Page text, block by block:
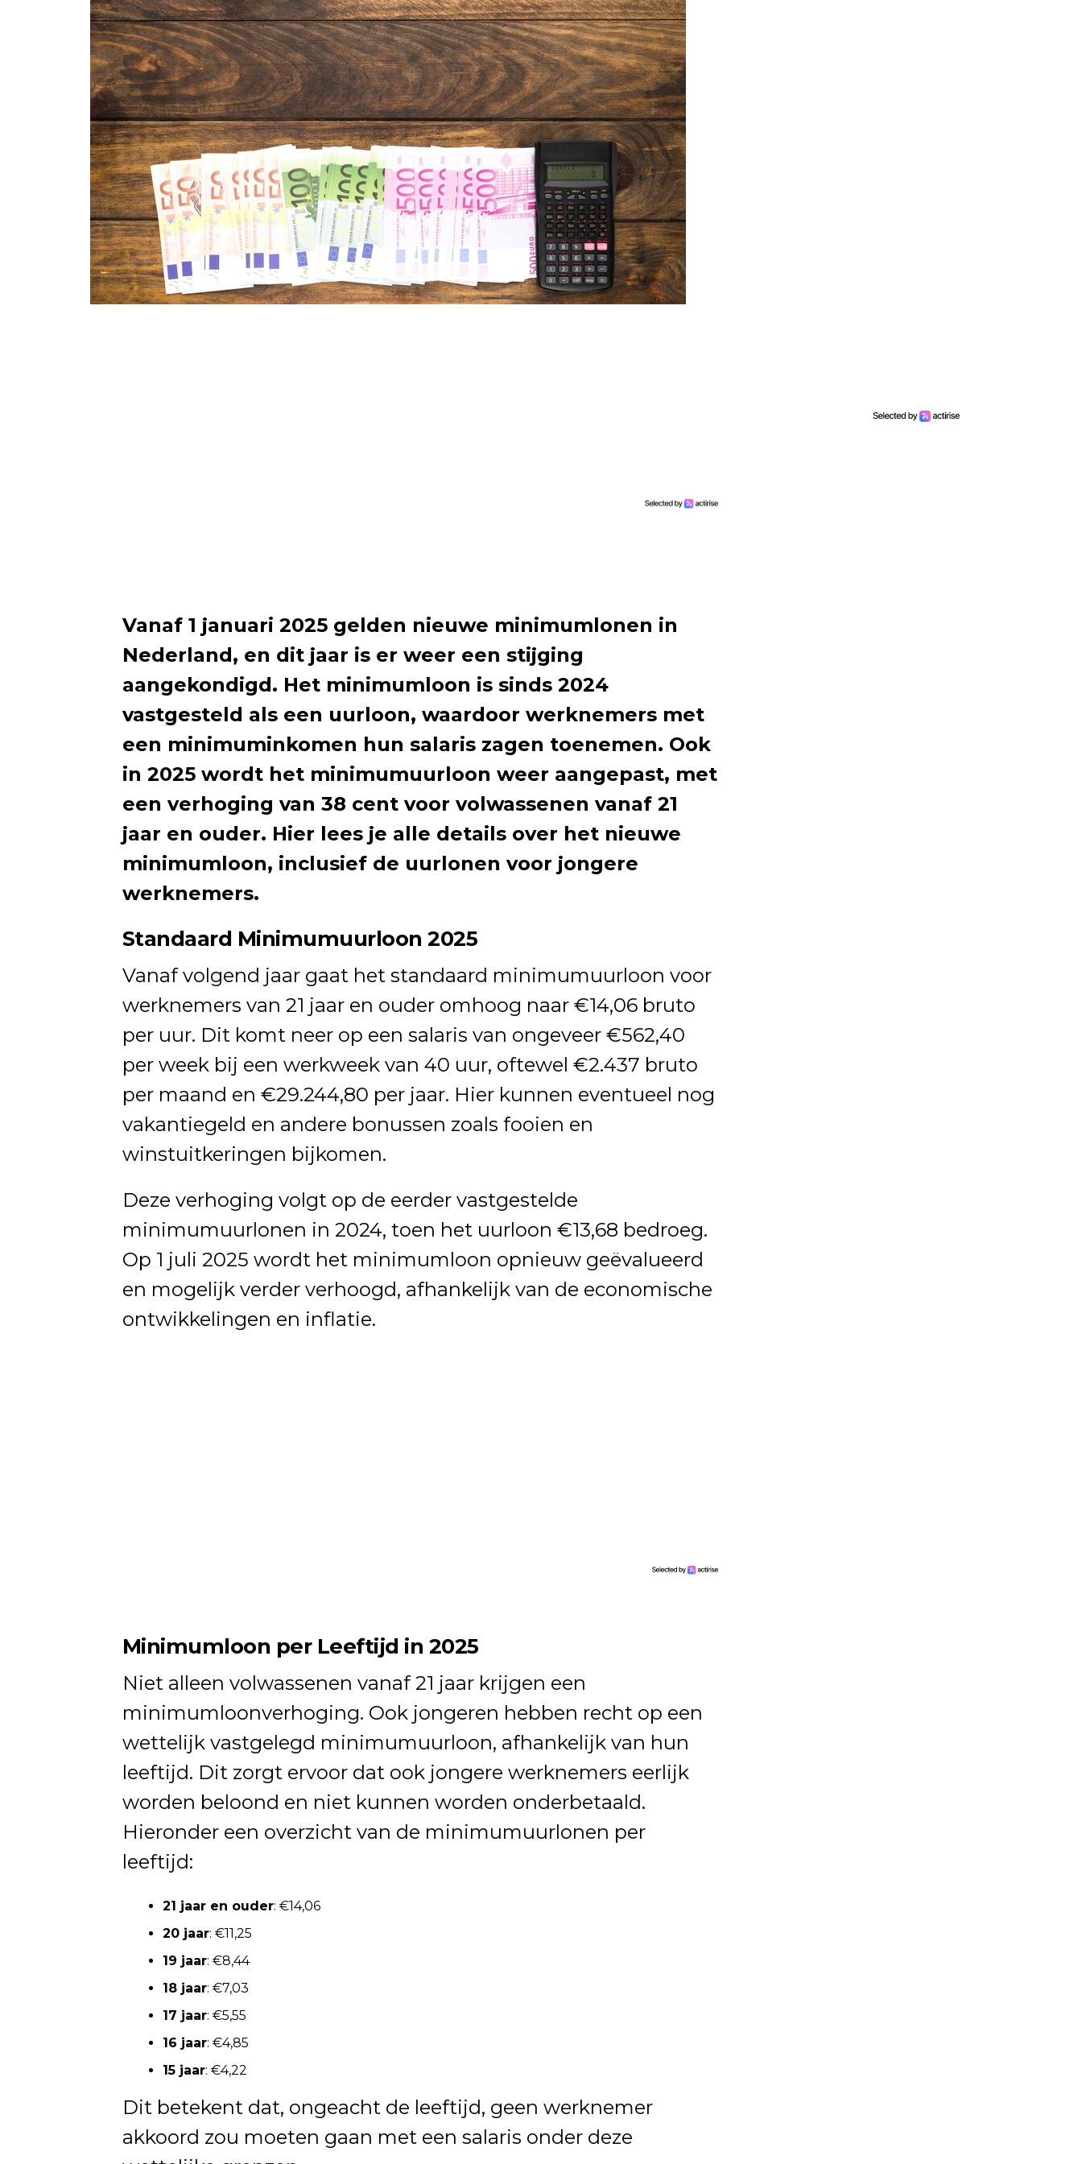
Vanaf 1 januari 2025 gelden nieuwe minimumlonen in
Nederland, en dit jaar is er weer een stijging
aangekondigd. Het minimumloon is sinds 2024
vastgesteld als een uurloon, waardoor werknemers met
een minimuminkomen hun salaris zagen toenemen. Ook
in 2025 wordt het minimumuurloon weer aangepast, met
een verhoging van 38 cent voor volwassenen vanaf 21
jaar en ouder. Hier lees je alle details over het nieuwe
minimumloon, inclusief de uurlonen voor jongere
werknemers.
Standaard Minimumuurloon 2025
Vanaf volgend jaar gaat het standaard minimumuurloon voor
werknemers van 21 jaar en ouder omhoog naar €14,06 bruto
per uur. Dit komt neer op een salaris van ongeveer €562,40
per week bij een werkweek van 40 uur, oftewel €2.437 bruto
per maand en €29.244,80 per jaar. Hier kunnen eventueel nog
vakantiegeld en andere bonussen zoals fooien en
winstuitkeringen bijkomen.
Deze verhoging volgt op de eerder vastgestelde
minimumuurlonen in 2024, toen het uurloon €13,68 bedroeg.
Op 1 juli 2025 wordt het minimumloon opnieuw geëvalueerd
en mogelijk verder verhoogd, afhankelijk van de economische
ontwikkelingen en inflatie.
Minimumloon per Leeftijd in 2025
Niet alleen volwassenen vanaf 21 jaar krijgen een
minimumloonverhoging. Ook jongeren hebben recht op een
wettelijk vastgelegd minimumuurloon, afhankelijk van hun
leeftijd. Dit zorgt ervoor dat ook jongere werknemers eerlijk
worden beloond en niet kunnen worden onderbetaald.
Hieronder een overzicht van de minimumuurlonen per
leeftijd:
21 jaar en ouder: €14,06
20 jaar: €11,25
19 jaar: €8,44
18 jaar: €7,03
17 jaar: €5,55
16 jaar: €4,85
15 jaar: €4,22
Dit betekent dat, ongeacht de leeftijd, geen werknemer
akkoord zou moeten gaan met een salaris onder deze